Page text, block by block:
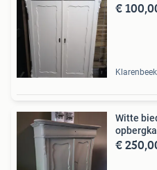
€
Klarenbeek
Witte
€